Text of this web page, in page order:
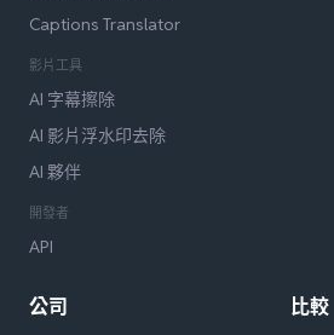
Captions Translator
影片工具
AI 字幕擦除
AI 影片浮水印去除
AI 夥伴
開發者
API
公司 比較